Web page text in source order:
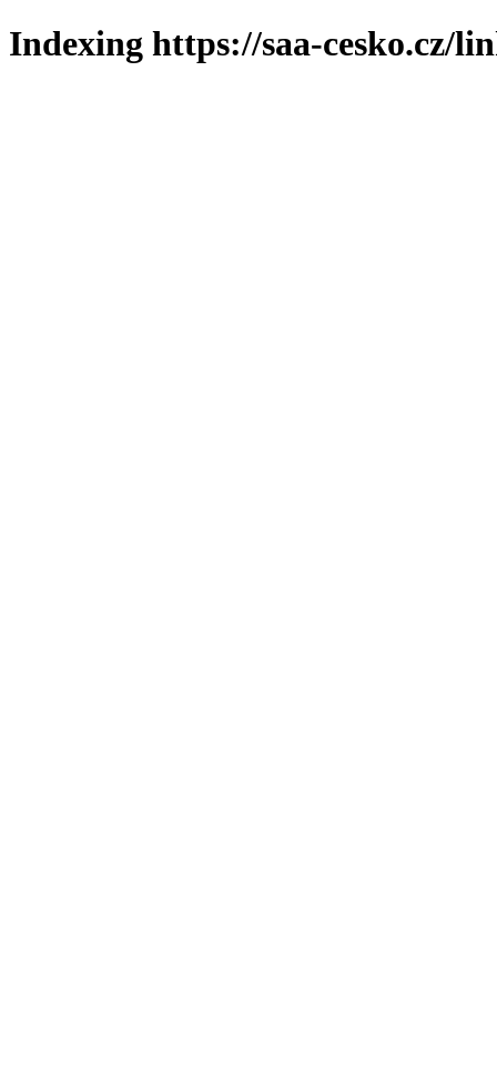
Indexing https://saa-cesko.cz/